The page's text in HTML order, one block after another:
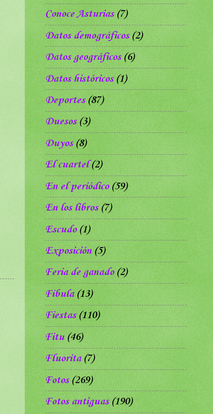
Conoce Asturias (7)
Datos demográficos (2)
Datos geográficos (6)
Datos históricos (1)
Deportes (87)
Duesos (3)
Duyos (8)
El cuartel (2)
En el periódico (59)
En los libros (7)
Escudo (1)
Exposición (5)
Feria de ganado (2)
Fíbula (13)
Fiestas (110)
Fitu (46)
Fluorita (7)
Fotos (269)
Fotos antiguas (190)